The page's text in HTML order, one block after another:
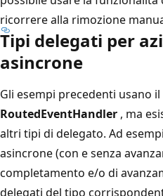
ricorrere alla rimozione
Tipi delegati per
asincrone
Gli esempi precedenti usano
RoutedEventHandler , ma
altri tipi di delegato. Ad
asincrone (con e senza
completamento e/o di
delegati del tipo